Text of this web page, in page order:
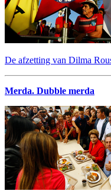
De afzetting van Dilma
Merda. Dubble merda